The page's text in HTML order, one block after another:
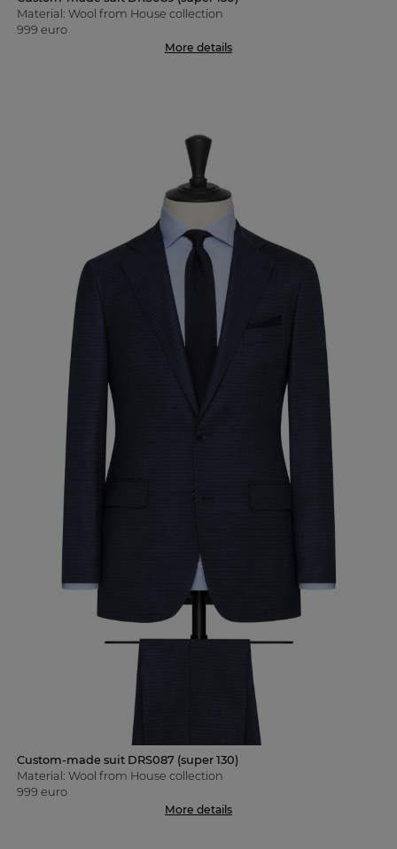
Material: Wool from House collection
999 euro
More details
Custom-made suit DRS087 (super 130)
Material: Wool from House collection
999 euro
More details